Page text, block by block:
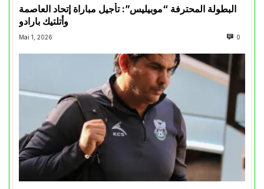
البطولة المحترفة “موبيليس”: تأجيل مباراة إتحاد العاصمة
وأتلتيك بارادو
Mai 1, 2026 0